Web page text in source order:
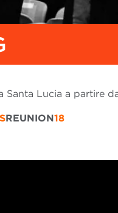
Santa Lucia a partire
REUNION18